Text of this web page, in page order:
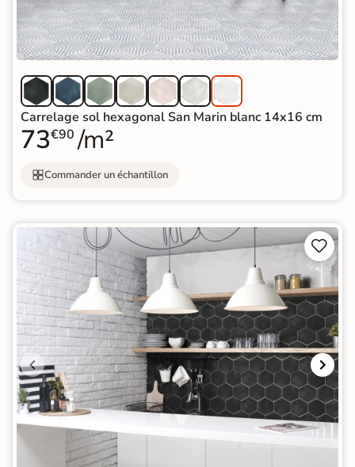
Carrelage sol hexagonal San Marin blanc 14x16 cm
73€90 /m²
Commander un échantillon

